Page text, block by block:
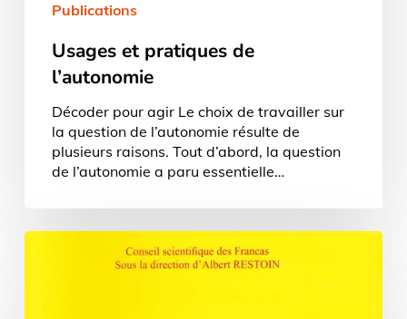
Publications
Usages et pratiques de
l’autonomie
Décoder pour agir Le choix de travailler sur
la question de l’autonomie résulte de
plusieurs raisons. Tout d’abord, la question
de l’autonomie a paru essentielle…
Clés